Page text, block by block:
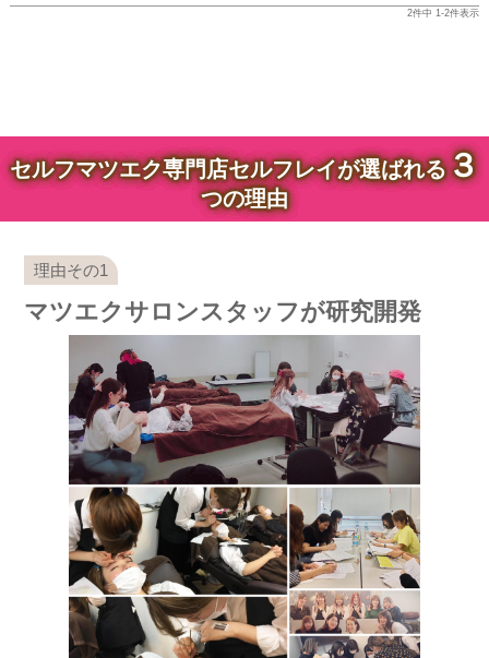
2件中 1-2件表示
セルフマツエク専門店セルフレイが選ばれる３
つの理由
マツエクサロンスタッフが研究開発